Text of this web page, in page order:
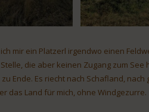
mir ein Platzerl irgendwo einen
die aber keinen Zugang zum See
Ende. Es riecht nach Schafland, nach
das Land für mich, ohne Windgezurre.